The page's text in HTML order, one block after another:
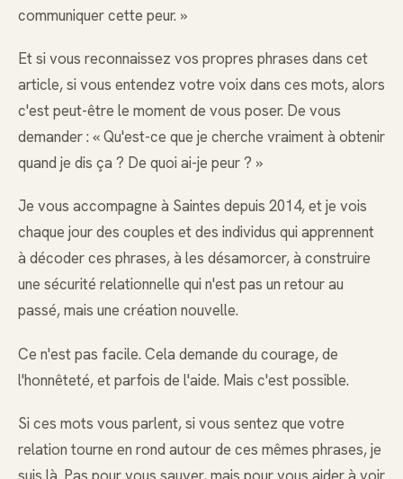
communiquer cette peur. »
Et si vous reconnaissez vos propres phrases dans cet
article, si vous entendez votre voix dans ces mots, alors
c'est peut-être le moment de vous poser. De vous
demander : « Qu'est-ce que je cherche vraiment à obtenir
quand je dis ça ? De quoi ai-je peur ? »
Je vous accompagne à Saintes depuis 2014, et je vois
chaque jour des couples et des individus qui apprennent
à décoder ces phrases, à les désamorcer, à construire
une sécurité relationnelle qui n'est pas un retour au
passé, mais une création nouvelle.
Ce n'est pas facile. Cela demande du courage, de
l'honnêteté, et parfois de l'aide. Mais c'est possible.
Si ces mots vous parlent, si vous sentez que votre
relation tourne en rond autour de ces mêmes phrases, je